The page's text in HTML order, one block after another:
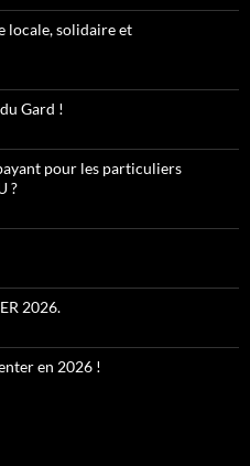
locale, solidaire et
Gard !
pour les particuliers
?
2026.
en 2026 !